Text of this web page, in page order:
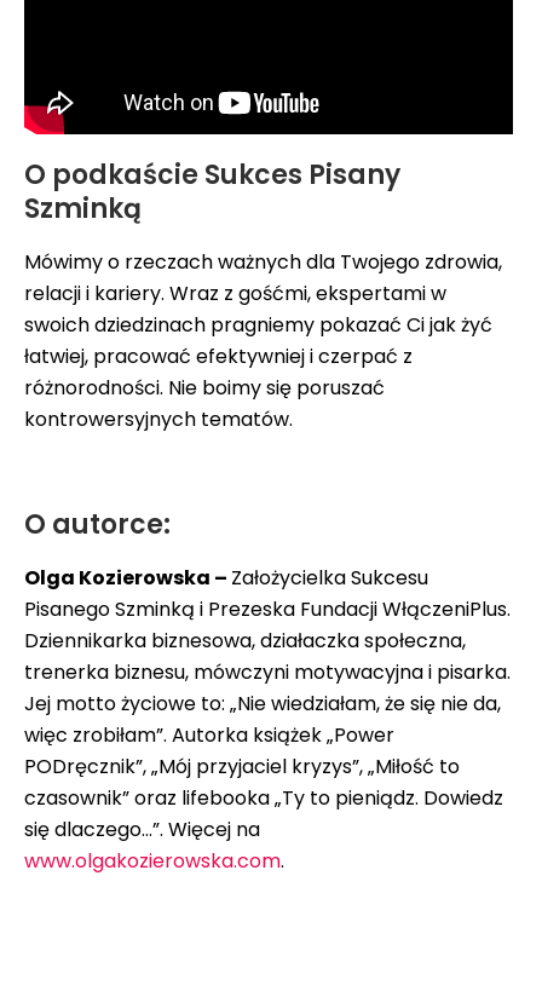
O podkaście Sukces Pisany
Szminką
Mówimy o rzeczach ważnych dla Twojego zdrowia,
relacji i kariery. Wraz z gośćmi, ekspertami w
swoich dziedzinach pragniemy pokazać Ci jak żyć
łatwiej, pracować efektywniej i czerpać z
różnorodności. Nie boimy się poruszać
kontrowersyjnych tematów.
O autorce:
Olga Kozierowska – Założycielka Sukcesu
Pisanego Szminką i Prezeska Fundacji WłączeniPlus.
Dziennikarka biznesowa, działaczka społeczna,
trenerka biznesu, mówczyni motywacyjna i pisarka.
Jej motto życiowe to: „Nie wiedziałam, że się nie da,
więc zrobiłam”. Autorka książek „Power
PODręcznik”, „Mój przyjaciel kryzys”, „Miłość to
czasownik” oraz lifebooka „Ty to pieniądz. Dowiedz
się dlaczego…”. Więcej na
www.olgakozierowska.com.